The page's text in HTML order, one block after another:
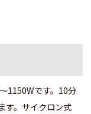
1150Wです。10分
す。サイクロン式